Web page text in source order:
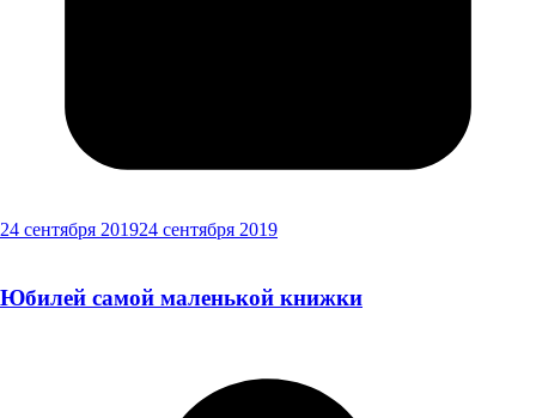
24 сентября 201924 сентября 2019
Юбилей самой маленькой книжки